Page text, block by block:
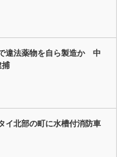
違法薬物を自ら製造か 中
捕
イ北部の町に水槽付消防車